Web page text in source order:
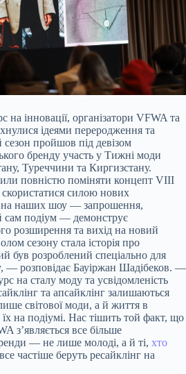
інновації, організатори VFWA та
ідеями переродження та
пройшов під девізом
бренду участь у Тижні моди
Туреччини та Киргизстану.
повністю поміняти концепт VIII
силою нових
на наших шоу — запрошення,
сам подіум — демонструє
розширення та вихід на новий
сезону стала історія про
був розроблений спеціально для
— розповідає Бауіржан Шадібеков. —
на сталу моду та усвідомленість
та апсайклінг залишаються
світової моди, а й життя в
їх на подіумі. Нас тішить той факт, що
з’являється все більше
— не лише молоді, а й ті, хто
частіше беруть ресайклінг на